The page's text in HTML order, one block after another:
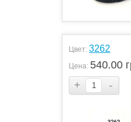
Цвет: 3262
Цена: 540.00
+
-